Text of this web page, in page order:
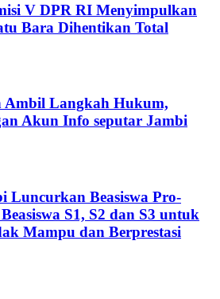
V DPR RI Menyimpulkan
Bara Dihentikan Total
Ambil Langkah Hukum,
Akun Info seputar Jambi
Luncurkan Beasiswa Pro-
S1, S2 dan S3 untuk
Mampu dan Berprestasi